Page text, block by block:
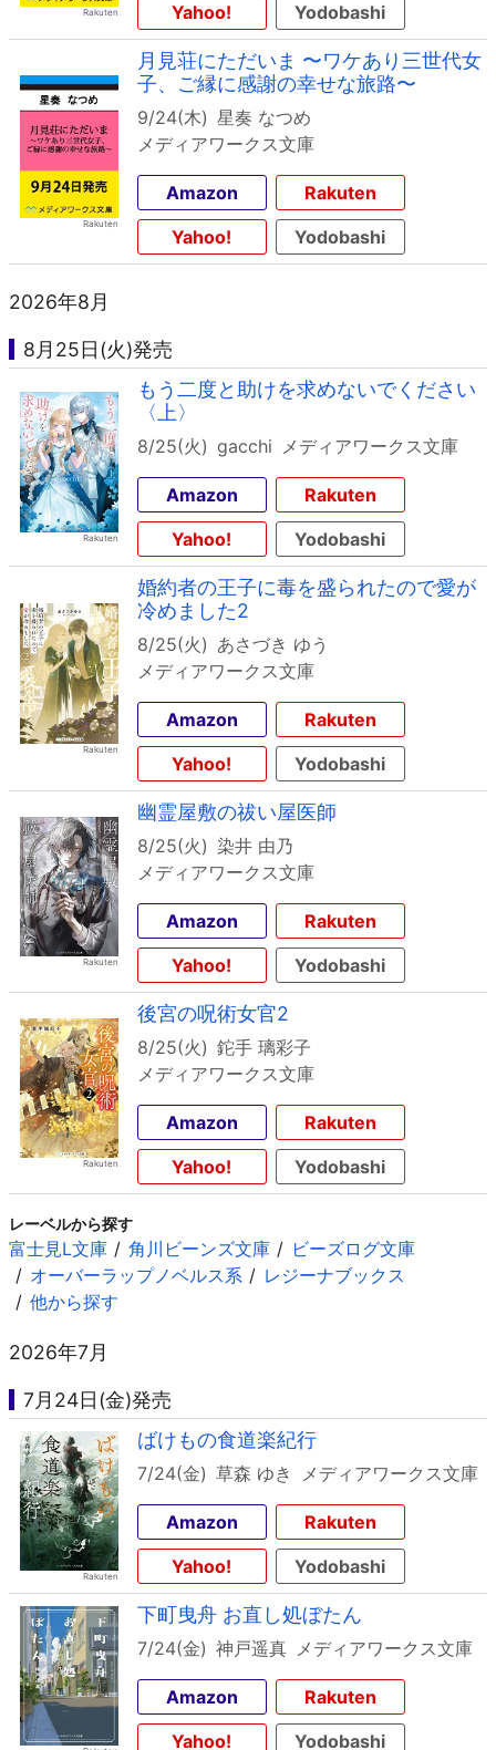
Yahoo!
Yodobashi
月見荘にただいま 〜ワケあり三世代女
子、ご縁に感謝の幸せな旅路〜
9/24(木) 星奏 なつめ
メディアワークス文庫
Amazon
Rakuten
Yahoo!
Yodobashi
2026年8月
8月25日(火)発売
もう二度と助けを求めないでください
〈上〉
8/25(火) gacchi メディアワークス文庫
Amazon
Rakuten
Yahoo!
Yodobashi
婚約者の王子に毒を盛られたので愛が
冷めました2
8/25(火) あさづき ゆう
メディアワークス文庫
Amazon
Rakuten
Yahoo!
Yodobashi
幽霊屋敷の祓い屋医師
8/25(火) 染井 由乃
メディアワークス文庫
Amazon
Rakuten
Yahoo!
Yodobashi
後宮の呪術女官2
8/25(火) 鉈手 璃彩子
メディアワークス文庫
Amazon
Rakuten
Yahoo!
Yodobashi
レーベルから探す
富士見L文庫 角川ビーンズ文庫
ビーズログ文庫
オーバーラップノベルス系
レジーナブックス
他から探す
2026年7月
7月24日(金)発売
ばけもの食道楽紀行
7/24(金) 草森 ゆき メディアワークス文庫
Amazon
Rakuten
Yahoo!
Yodobashi
下町曳舟 お直し処ぼたん
7/24(金) 神戸遥真 メディアワークス文庫
Amazon
Rakuten
Yahoo!
Yodobashi